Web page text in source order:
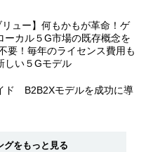
リュー】何もかもが革命！ゲ
ーカル５G市場の既存概念を
要！毎年のライセンス費用も
い５Gモデル
ド B2B2Xモデルを成功に導
グをもっと見る